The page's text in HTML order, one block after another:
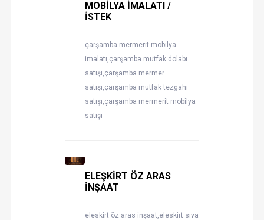
MOBİLYA İMALATI /
İSTEK
çarşamba mermerit mobilya
imalatı,çarşamba mutfak dolabı
satışı,çarşamba mermer
satışı,çarşamba mutfak tezgahı
satışı,çarşamba mermerit mobilya
satışı
ELEŞKİRT ÖZ ARAS
İNŞAAT
eleskirt öz aras inşaat,eleskirt sıva